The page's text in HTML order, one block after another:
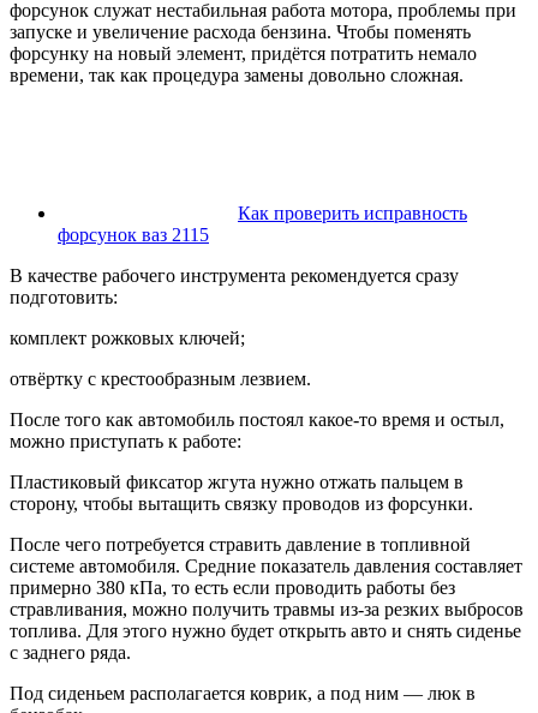
форсунок служат нестабильная работа мотора, проблемы при
запуске и увеличение расхода бензина. Чтобы поменять
форсунку на новый элемент, придётся потратить немало
времени, так как процедура замены довольно сложная.
Как проверить исправность
форсунок ваз 2115
В качестве рабочего инструмента рекомендуется сразу
подготовить:
комплект рожковых ключей;
отвёртку с крестообразным лезвием.
После того как автомобиль постоял какое-то время и остыл,
можно приступать к работе:
Пластиковый фиксатор жгута нужно отжать пальцем в
сторону, чтобы вытащить связку проводов из форсунки.
После чего потребуется стравить давление в топливной
системе автомобиля. Средние показатель давления составляет
примерно 380 кПа, то есть если проводить работы без
стравливания, можно получить травмы из-за резких выбросов
топлива. Для этого нужно будет открыть авто и снять сиденье
с заднего ряда.
Под сиденьем располагается коврик, а под ним — люк в